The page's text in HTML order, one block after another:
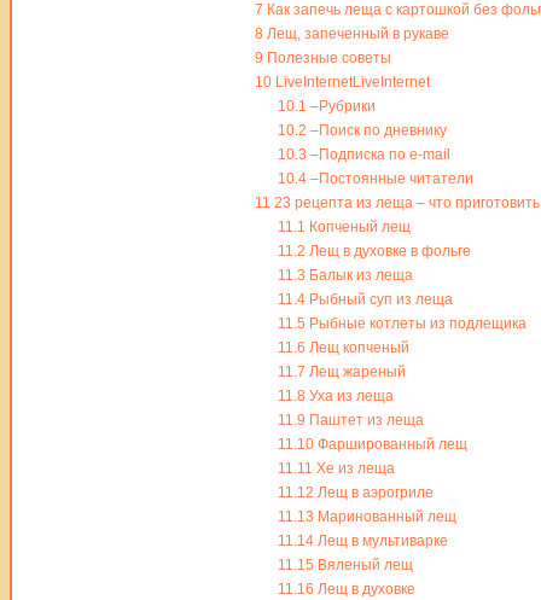
7 Как запечь леща с картошкой без
8 Лещ, запеченный в рукаве
9 Полезные советы
10 LiveInternetLiveInternet
10.1 –Рубрики
10.2 –Поиск по дневнику
10.3 –Подписка по e-mail
10.4–Постоянные читатели
11 23 рецепта из леща – что
11.1 Копченый лещ
11.2 Лещ в духовке в фольге
11.3 Балык из леща
11.4Рыбный суп из леща
11.5 Рыбные котлеты из подлещика
11.6 Лещ копченый
11.7 Лещ жареный
11.8 Уха из леща
11.9 Паштет из леща
11.10Фаршированный лещ
11.11 Хе из леща
11.12 Лещ в аэрогриле
11.13 Маринованный лещ
11.14Лещ в мультиварке
11.15 Вяленый лещ
11.16 Лещ в духовке